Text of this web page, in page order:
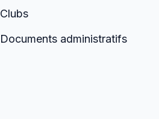
Clubs
Documents administratifs